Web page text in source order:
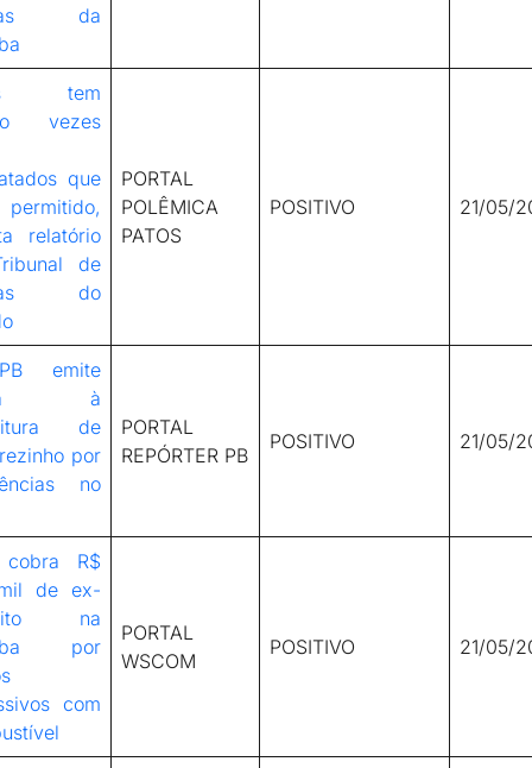
da
tem
vezes
que
relatório
de
do
PORTAL
POLÊMICA
PATOS
POSITIVO 21/05/
PB emite
à
de
por
no
PORTAL
REPÓRTER PB
POSITIVO 21/05/
cobra R$
de ex-
na
por
com
PORTAL
WSCOM
POSITIVO 21/05/